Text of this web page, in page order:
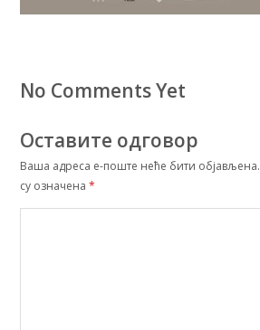
No Comments Yet
Оставите одговор
Ваша адреса е-поште неће бити објављена.
су означена *